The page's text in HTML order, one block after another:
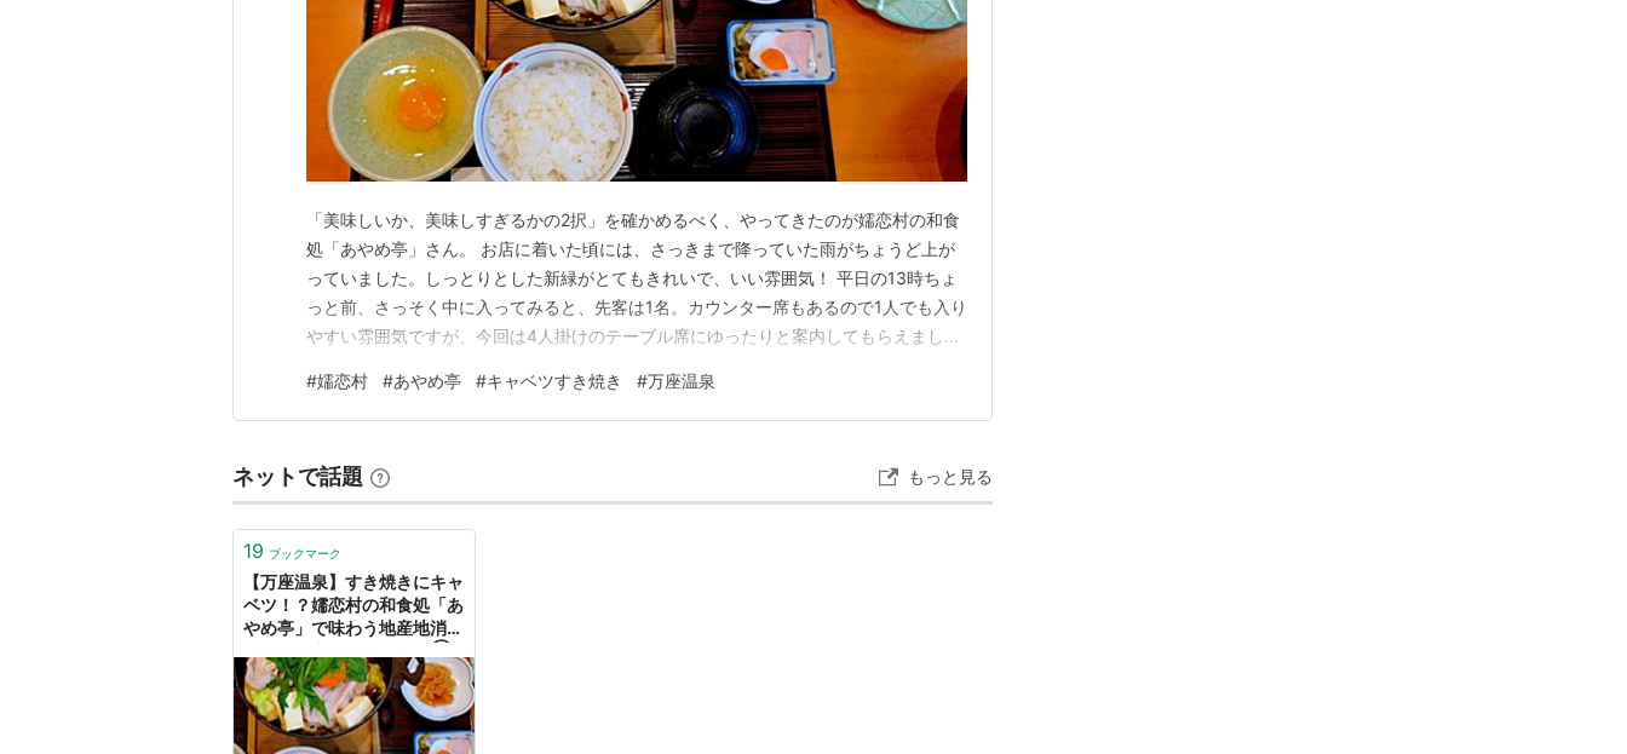
「美味しいか、美味しすぎるかの2択」を確かめるべく、やってきたのが嬬恋村の和食
処「あやめ亭」さん。 お店に着いた頃には、さっきまで降っていた雨がちょうど上が
っていました。しっとりとした新緑がとてもきれいで、いい雰囲気！ 平日の13時ちょ
っと前、さっそく中に入ってみると、先客は1名。カウンター席もあるので1人でも入り
やすい雰囲気ですが、今回は4人掛けのテーブル席にゆったりと案内してもらえまし
ーを拝見。嬬恋産トマトカレーなどもかなり気になったのですが、朝起きたときからフ
ル活動していたからか、脳内は「昼からガッツリお肉が…
#嬬恋村 #あやめ亭 #キャベツすき焼き #万座温泉
ネットで話題 もっと見る
19 ブックマーク
​【万座温泉】すき焼きにキャ
ベツ！？嬬恋村の和食処「あ
やめ亭」で味わう地産地消ラ
- ひとり温泉はじめました。